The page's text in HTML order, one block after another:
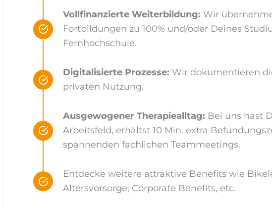
Vollfinanzierte Weiterbildung: Wir
Fortbildungen zu 100% und/oder Deines
Fernhochschule.
Digitalisierte Prozesse: Wir dokumentieren
privaten Nutzung.
Ausgewogener Therapiealltag: Bei uns hast
Arbeitsfeld, erhältst 10 Min. extra
spannenden fachlichen Teammeetings.
Entdecke weitere attraktive Benefits wie
Altersvorsorge, Corporate Benefits, etc.